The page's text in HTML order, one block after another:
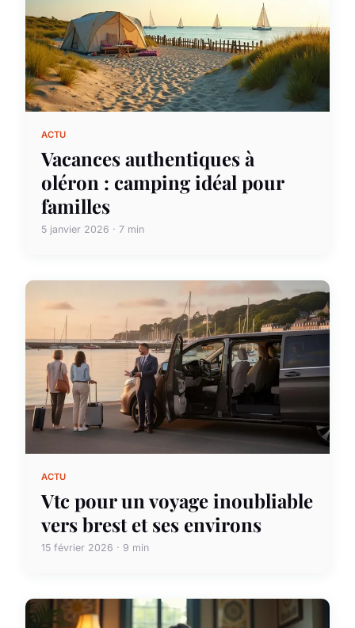
ACTU
Vacances authentiques à
oléron : camping idéal pour
familles
5 janvier 2026 · 7 min
ACTU
Vtc pour un voyage inoubliable
vers brest et ses environs
15 février 2026 · 9 min